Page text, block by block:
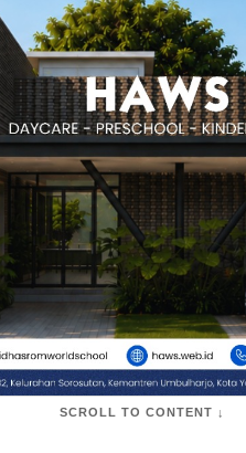
SCROLL TO CONTENT ↓